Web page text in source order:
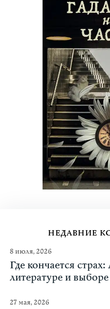
НЕДАВНИЕ
8 июля, 2026
Где кончается
литературе и выборе
27 мая, 2026